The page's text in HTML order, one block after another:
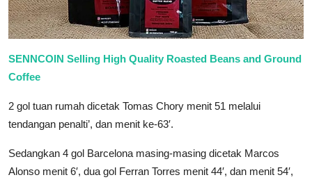
SENNCOIN Selling High Quality Roasted Beans and Ground
Coffee
2 gol tuan rumah dicetak Tomas Chory menit 51 melalui
tendangan penalti’, dan menit ke-63′.
Sedangkan 4 gol Barcelona masing-masing dicetak Marcos
Alonso menit 6′, dua gol Ferran Torres menit 44′, dan menit 54′,